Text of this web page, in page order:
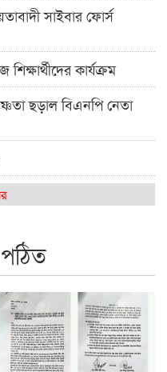
সাইবার ফোর্স
কার্যক্রম
ছড়াল বিএনপি নেতা
পুরস্কার বিতরণ
পেলেন স্টার এক্সিলেন্স
নাওযাত্রা